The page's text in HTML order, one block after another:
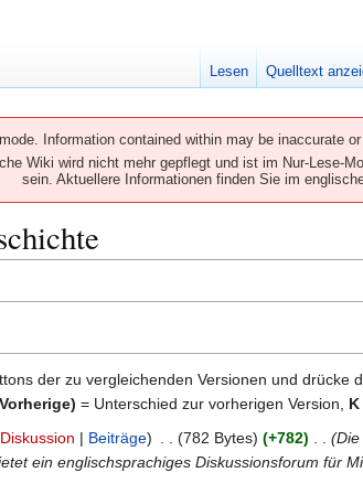
Information contained within may be inaccurate
Wiki wird nicht mehr gepflegt und ist im Nur-Lese-
sein. Aktuellere Informationen finden Sie im
der zu vergleichenden Versionen und drücke
= Unterschied zur vorherigen Version, K
Diskussion Beiträge 782 Bytes +782
Die
ein englischsprachiges Diskussionsforum für
Lesen Quelltext